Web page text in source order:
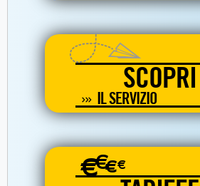
SCOPRI
IL SERVIZIO
€€€€